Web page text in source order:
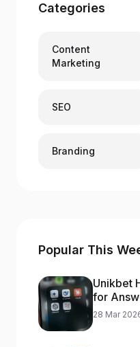
Categories
Content
Marketing
SEO
Branding
Popular This
Unikbet
for
28 Mar